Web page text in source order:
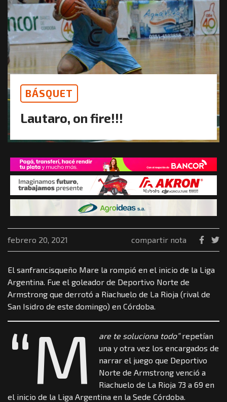
BÁSQUET
Lautaro, on fire!!!
febrero 20, 2021 compartir nota
El sanfrancisqueño Mare la rompió en el inicio de la Liga
Argentina. Fue el goleador de Deportivo Norte de
Armstrong que derrotó a Riachuelo de La Rioja (rival de
San Isidro de este domingo) en Córdoba.
“M are te soluciona todo”repetían
una y otra vez los encargados de
narrar el juego que Deportivo
Norte de Armstrong venció a
Riachuelo de La Rioja 73 a 69 en
el inicio de la Liga Argentina en la Sede Córdoba.